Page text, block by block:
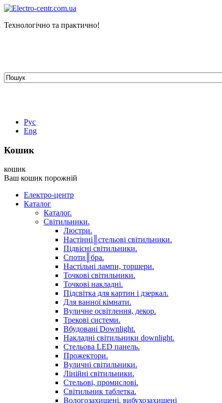
Технологічно та практично!
Рус
Eng
Кошик
кошик
Ваш кошик порожній
Електро-центр
Каталог
Каталог.
Світильники.
Люстри.
Настінні║стельові світильники.
Підвісні світильники.
Споти║бра.
Настільні лампи, торшери.
Точкові світильники.
Точкові накладні.
Підсвітка для картин і дзеркал.
Для ванної кімнати.
Вуличне освітлення, декор.
Трекові системи.
Вбудовані Downlight.
Накладні світильники downlight.
Стельова LED панель.
Прожектори.
Вуличні світильники.
Лінійні світильники.
Стельові, промислові.
Світильник таблетка.
Вологозахищені, вибухозахищені